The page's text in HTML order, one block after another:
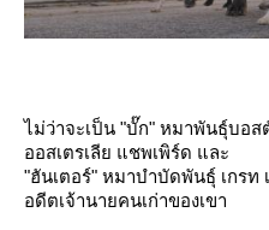
ไม่ว่าจะเป็น "บั๊ก" หมาพันธุ์บอส
ออสเตรเลีย แชพเพิร์ด และ
"ฮันเตอร์" หมาบำบัดพันธุ์ เกรท
อดีตเจ้านายคนเก่าของเขา